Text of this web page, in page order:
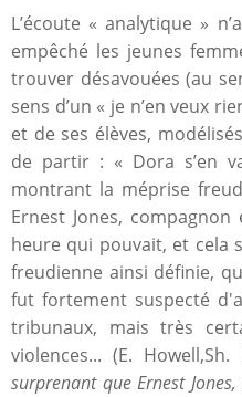
L’écoute « analytique »
empêché les jeunes
trouver désavouées (au
sens d’un « je n’en veux
et de ses élèves,
de partir : « Dora s’en
montrant la méprise
Ernest Jones,
heure qui pouvait, et cela
freudienne ainsi définie,
fut fortement suspecté
tribunaux, mais très
violences... (E.
surprenant que Ernest